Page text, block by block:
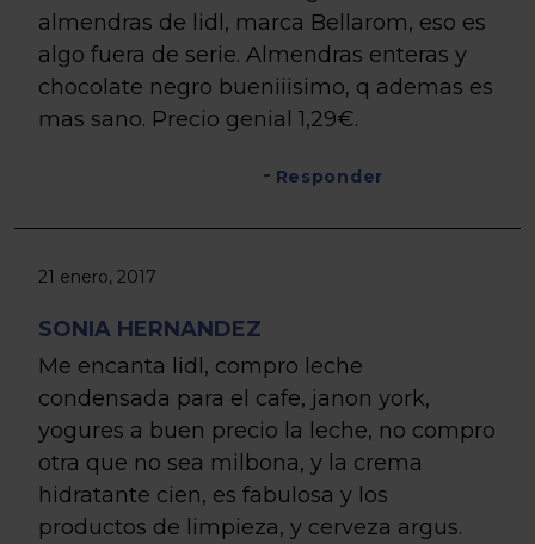
almendras de lidl, marca Bellarom, eso es
algo fuera de serie. Almendras enteras y
chocolate negro bueniiisimo, q ademas es
mas sano. Precio genial 1,29€.
Responder
21 enero, 2017
SONIA HERNANDEZ
Me encanta lidl, compro leche
condensada para el cafe, janon york,
yogures a buen precio la leche, no compro
otra que no sea milbona, y la crema
hidratante cien, es fabulosa y los
productos de limpieza, y cerveza argus.